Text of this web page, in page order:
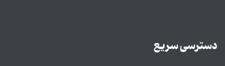
دسترسی سریع